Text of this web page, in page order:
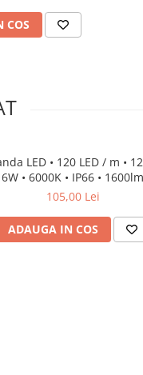
COS
LED • 120 LED / m •
• 6000K • IP66 •
8mm
105,00 Lei
ADAUGA IN COS